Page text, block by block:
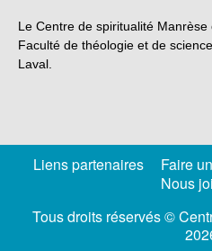
Le Centre de spiritualité
Faculté de théologie et de
Laval.
Liens partenaires Faire
Nous
Tous droits réservés ©